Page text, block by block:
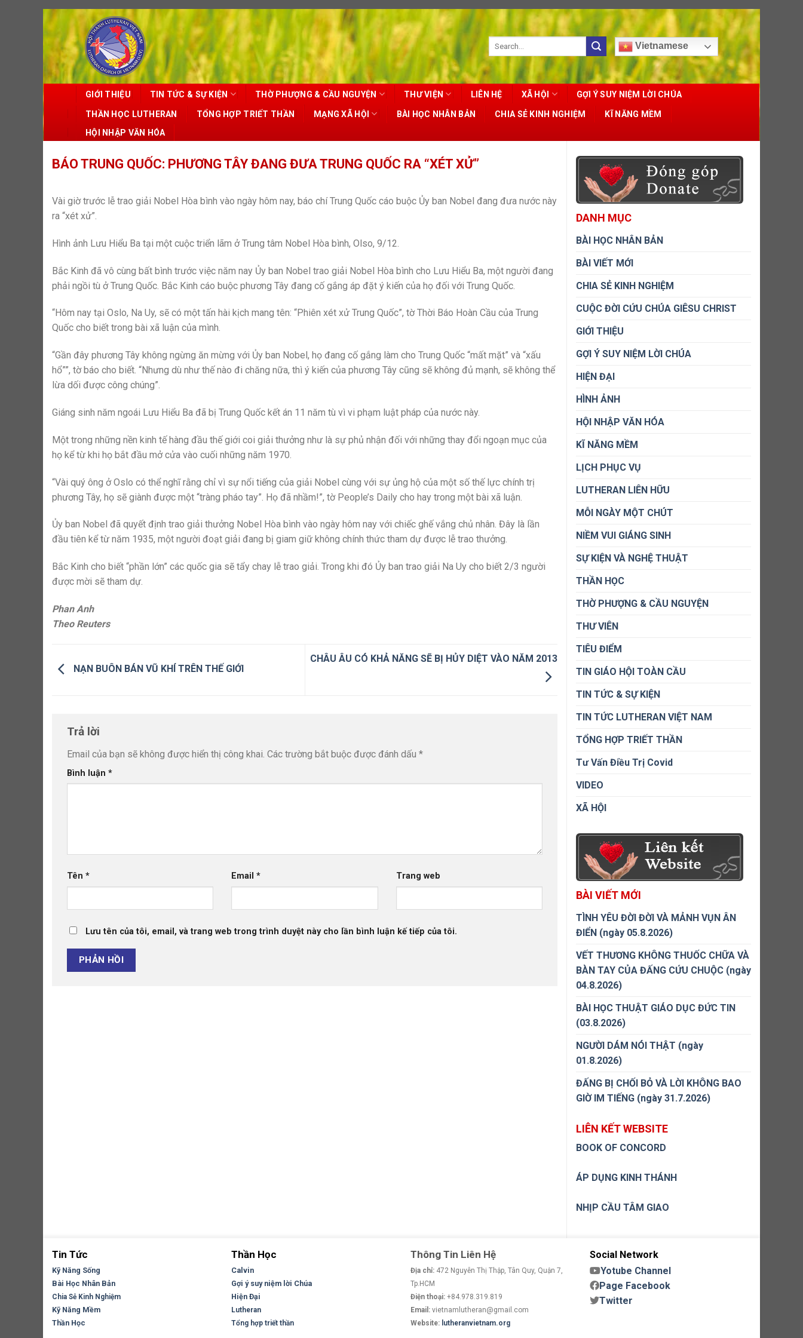
Skip
to
content
Vietnamese
GIỚI THIỆU TIN TỨC & SỰ KIỆN THỜ PHƯỢNG & CẦU NGUYỆN THƯ VIỆN LIÊN HỆ XÃ HỘI GỢI Ý SUY NIỆM LỜI CHÚA
THẦN HỌC LUTHERAN TỔNG HỢP TRIẾT THẦN MẠNG XÃ HỘI BÀI HỌC NHÂN BẢN CHIA SẺ KINH NGHIỆM
KĨ NĂNG MỀM
HỘI NHẬP VĂN HÓA
BÁO TRUNG QUỐC: PHƯƠNG TÂY ĐANG ĐƯA TRUNG QUỐC RA “XÉT XỬ”
Vài giờ trước lễ trao giải Nobel Hòa bình vào ngày hôm nay, báo chí Trung Quốc cáo buộc Ủy ban Nobel đang đưa nước này
ra “xét xử”.
Hình ảnh Lưu Hiểu Ba tại một cuộc triển lãm ở Trung tâm Nobel Hòa bình, Olso, 9/12.
Bắc Kinh đã vô cùng bất bình trước việc năm nay Ủy ban Nobel trao giải Nobel Hòa bình cho Lưu Hiểu Ba, một người đang
phải ngồi tù ở Trung Quốc. Bắc Kinh cáo buộc phương Tây đang cố gắng áp đặt ý kiến của họ đối với Trung Quốc.
“Hôm nay tại Oslo, Na Uy, sẽ có một tấn hài kịch mang tên: “Phiên xét xử Trung Quốc”, tờ Thời Báo Hoàn Cầu của Trung
Quốc cho biết trong bài xã luận của mình.
“Gần đây phương Tây không ngừng ăn mừng với Ủy ban Nobel, họ đang cố gắng làm cho Trung Quốc “mất mặt” và “xấu
hổ””, tờ báo cho biết. “Nhưng dù như thế nào đi chăng nữa, thì ý kiến của phương Tây cũng sẽ không đủ mạnh, sẽ không thể
lừa dối được công chúng”.
Giáng sinh năm ngoái Lưu Hiểu Ba đã bị Trung Quốc kết án 11 năm tù vì vi phạm luật pháp của nước này.
Một trong những nền kinh tế hàng đầu thế giới coi giải thưởng như là sự phủ nhận đối với những thay đổi ngoạn mục của
họ kể từ khi họ bắt đầu mở cửa vào cuối những năm 1970.
“Vài quý ông ở Oslo có thể nghĩ rằng chỉ vì sự nổi tiếng của giải Nobel cùng với sự ủng hộ của một số thế lực chính trị
phương Tây, họ sẽ giành được một “tràng pháo tay”. Họ đã nhầm!”, tờ People’s Daily cho hay trong một bài xã luận.
Ủy ban Nobel đã quyết định trao giải thưởng Nobel Hòa bình vào ngày hôm nay với chiếc ghế vắng chủ nhân. Đây là lần
đầu tiên kể từ năm 1935, một người đoạt giải đang bị giam giữ không chính thức tham dự được lễ trao thưởng.
Bắc Kinh cho biết “phần lớn” các quốc gia sẽ tẩy chay lễ trao giải. Trong khi đó Ủy ban trao giải Na Uy cho biết 2/3 người
được mời sẽ tham dự.
Phan Anh
Theo Reuters
NẠN BUÔN BÁN VŨ KHÍ TRÊN THẾ GIỚI
CHÂU ÂU CÓ KHẢ NĂNG SẼ BỊ HỦY DIỆT VÀO NĂM 2013
Trả lời
Email của bạn sẽ không được hiển thị công khai. Các trường bắt buộc được đánh dấu *
Bình luận *
Tên * Email* Trang web
Lưu tên của tôi, email, và trang web trong trình duyệt này cho lần bình luận kế tiếp của tôi.
DANH MỤC
BÀI HỌC NHÂN BẢN
BÀI VIẾT MỚI
CHIA SẺ KINH NGHIỆM
CUỘC ĐỜI CỨU CHÚA GIÊSU CHRIST
GIỚI THIỆU
GỢI Ý SUY NIỆM LỜI CHÚA
HIỆN ĐẠI
HÌNH ẢNH
HỘI NHẬP VĂN HÓA
KĨ NĂNG MỀM
LỊCH PHỤC VỤ
LUTHERAN LIÊN HỮU
MỖI NGÀY MỘT CHÚT
NIỀM VUI GIÁNG SINH
SỰ KIỆN VÀ NGHỆ THUẬT
THẦN HỌC
THỜ PHƯỢNG & CẦU NGUYỆN
THƯ VIÊN
TIÊU ĐIỂM
TIN GIÁO HỘI TOÀN CẦU
TIN TỨC & SỰ KIỆN
TIN TỨC LUTHERAN VIỆT NAM
TỔNG HỢP TRIẾT THẦN
Tư Vấn Điều Trị Covid
VIDEO
XÃ HỘI
BÀI VIẾT MỚI
TÌNH YÊU ĐỜI ĐỜI VÀ MẢNH VỤN ÂN
ĐIỂN (ngày 05.8.2026)
VẾT THƯƠNG KHÔNG THUỐC CHỮA VÀ
BÀN TAY CỦA ĐẤNG CỨU CHUỘC (ngày
04.8.2026)
BÀI HỌC THUẬT GIÁO DỤC ĐỨC TIN
(03.8.2026)
NGƯỜI DÁM NÓI THẬT (ngày
01.8.2026)
ĐẤNG BỊ CHỐI BỎ VÀ LỜI KHÔNG BAO
GIỜ IM TIẾNG (ngày 31.7.2026)
LIÊN KẾT WEBSITE
BOOK OF CONCORD
ÁP DỤNG KINH THÁNH
NHỊP CẦU TÂM GIAO
Tin Tức
Kỹ Năng Sống
Bài Học Nhân Bản
Chia Sẻ Kinh Nghiệm
Kỹ Năng Mềm
Thần Học
Thần Học
Calvin
Gợi ý suy niệm lời Chúa
Hiện Đại
Lutheran
Tổng hợp triết thần
Thông Tin Liên Hệ
Địa chỉ: 472 Nguyễn Thị Thập, Tân Quy, Quận 7,
Tp.HCM
Điện thoại: +84.978.319.819
Email: vietnamlutheran@gmail.com
Website: lutheranvietnam.org
Social Network
Yotube Channel
Page Facebook
Twitter